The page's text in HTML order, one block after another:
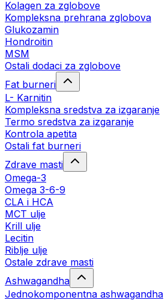
Kolagen za zglobove
Kompleksna prehrana zglobova
Glukozamin
Hondroitin
MSM
Ostali dodaci za zglobove
Fat burneri
L- Karnitin
Kompleksna sredstva za izgaranje
Termo sredstva za izgaranje
Kontrola apetita
Ostali fat burneri
Zdrave masti
Omega-3
Omega 3-6-9
CLA i HCA
MCT ulje
Krill ulje
Lecitin
Riblje ulje
Ostale zdrave masti
Ashwagandha
Jednokomponentna ashwagandha